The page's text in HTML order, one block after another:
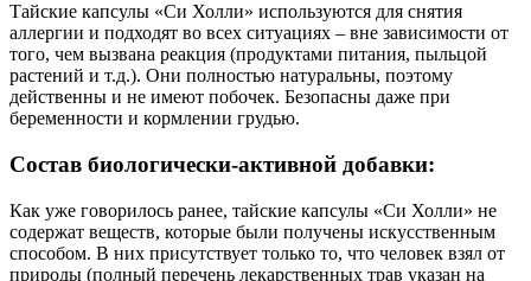
Тайские капсулы «Си Холли» используются для снятия
аллергии и подходят во всех ситуациях – вне зависимости от
того, чем вызвана реакция (продуктами питания, пыльцой
растений и т.д.). Они полностью натуральны, поэтому
действенны и не имеют побочек. Безопасны даже при
беременности и кормлении грудью.
Состав биологически-активной добавки:
Как уже говорилось ранее, тайские капсулы «Си Холли» не
содержат веществ, которые были получены искусственным
способом. В них присутствует только то, что человек взял от
природы (полный перечень лекарственных трав указан на